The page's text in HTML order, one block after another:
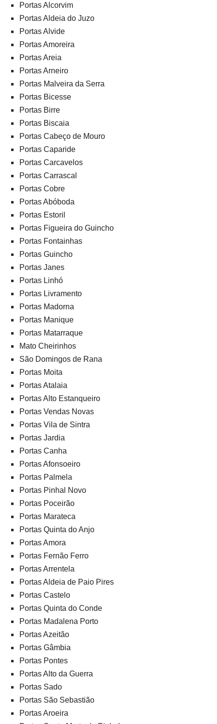
Portas Alcorvim
Portas Aldeia do Juzo
Portas Alvide
Portas Amoreira
Portas Areia
Portas Arneiro
Portas Malveira da Serra
Portas Bicesse
Portas Birre
Portas Biscaia
Portas Cabeço de Mouro
Portas Caparide
Portas Carcavelos
Portas Carrascal
Portas Cobre
Portas Abóboda
Portas Estoril
Portas Figueira do Guincho
Portas Fontainhas
Portas Guincho
Portas Janes
Portas Linhó
Portas Livramento
Portas Madorna
Portas Manique
Portas Matarraque
Mato Cheirinhos
São Domingos de Rana
Portas Moita
Portas Atalaia
Portas Alto Estanqueiro
Portas Vendas Novas
Portas Vila de Sintra
Portas Jardia
Portas Canha
Portas Afonsoeiro
Portas Palmela
Portas Pinhal Novo
Portas Poceirão
Portas Marateca
Portas Quinta do Anjo
Portas Amora
Portas Fernão Ferro
Portas Arrentela
Portas Aldeia de Paio Pires
Portas Castelo
Portas Quinta do Conde
Portas Madalena Porto
Portas Azeitão
Portas Gâmbia
Portas Pontes
Portas Alto da Guerra
Portas Sado
Portas São Sebastião
Portas Aroeira